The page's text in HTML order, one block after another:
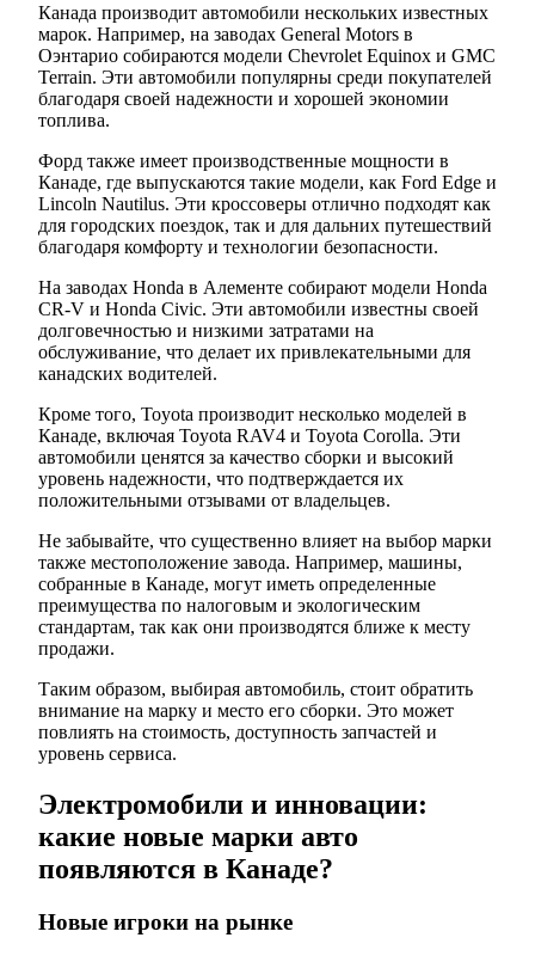
Канада производит автомобили нескольких известных
марок. Например, на заводах General Motors в
Оэнтарио собираются модели Chevrolet Equinox и GMC
Terrain. Эти автомобили популярны среди покупателей
благодаря своей надежности и хорошей экономии
топлива.
Форд также имеет производственные мощности в
Канаде, где выпускаются такие модели, как Ford Edge и
Lincoln Nautilus. Эти кроссоверы отлично подходят как
для городских поездок, так и для дальних путешествий
благодаря комфорту и технологии безопасности.
На заводах Honda в Алементе собирают модели Honda
CR-V и Honda Civic. Эти автомобили известны своей
долговечностью и низкими затратами на
обслуживание, что делает их привлекательными для
канадских водителей.
Кроме того, Toyota производит несколько моделей в
Канаде, включая Toyota RAV4 и Toyota Corolla. Эти
автомобили ценятся за качество сборки и высокий
уровень надежности, что подтверждается их
положительными отзывами от владельцев.
Не забывайте, что существенно влияет на выбор марки
также местоположение завода. Например, машины,
собранные в Канаде, могут иметь определенные
преимущества по налоговым и экологическим
стандартам, так как они производятся ближе к месту
продажи.
Таким образом, выбирая автомобиль, стоит обратить
внимание на марку и место его сборки. Это может
повлиять на стоимость, доступность запчастей и
уровень сервиса.
Электромобили и инновации:
какие новые марки авто
появляются в Канаде?
Новые игроки на рынке